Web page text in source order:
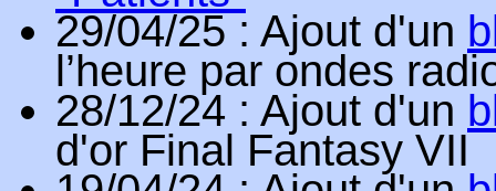
29/04/25 : Ajout d'un
l’heure par ondes
28/12/24 : Ajout d'un
d'or Final Fantasy VII